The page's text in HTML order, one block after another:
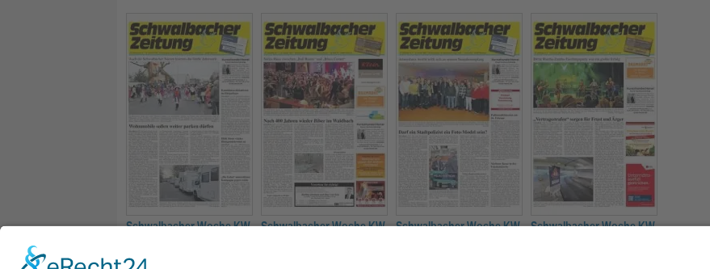
Schwalbacher Woche KW
Schwalbacher Woche KW
Schwalbacher Woche KW
Schwalbacher Woche KW